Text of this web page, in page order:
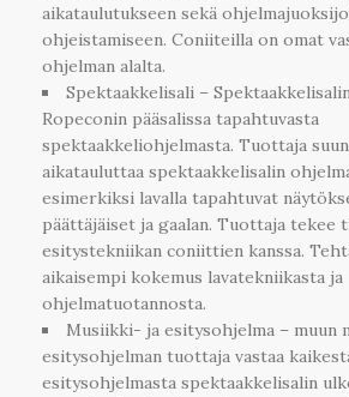
aikataulutukseen sekä
ohjeistamiseen. Coniiteilla on omat
ohjelman alalta.
Spektaakkelisali –
Ropeconin pääsalissa tapahtuvasta
spektaakkeliohjelmasta. Tuottaja
aikatauluttaa spektaakkelisalin
esimerkiksi lavalla tapahtuvat
päättäjäiset ja gaalan. Tuottaja tekee
esitystekniikan coniittien kanssa.
aikaisempi kokemus lavatekniikasta ja
ohjelmatuotannosta.
Musiikki- ja esitysohjelma – muun
esitysohjelman tuottaja vastaa
esitysohjelmasta spektaakkelisalin